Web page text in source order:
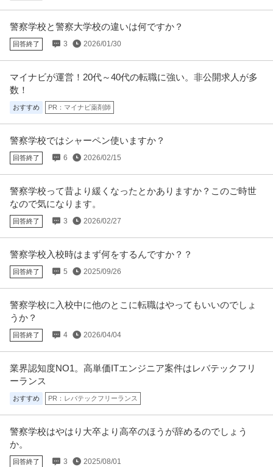
警察学校と警察大学校の違いは何ですか？
回答終了 3 2026/01/30
マイナビが運営！20代～40代の転職に強い。非公開求人が多
数！
おすすめ PR：マイナビ薬剤師
警察学校ではシャーペン使いますか？
回答終了 6 2026/02/15
警察学校って昔より緩くなったとかありますか？このご時世
なので気になります。
回答終了 3 2026/02/27
警察学校入校時はまず何をするんですか？？
回答終了 5 2025/09/26
警察学校に入校中に他のとこに転職はやってもいいのでしょ
うか？
回答終了 4 2026/04/04
業界認知度NO1。高単価ITエンジニア案件はレバテックフリ
ーランス
おすすめ PR：レバテックフリーランス
警察学校はやはり大卒より高卒のほうが辞めるのでしょう
か。
回答終了 3 2025/08/01